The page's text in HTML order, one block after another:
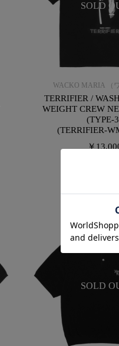
SOLD
WACKO MARIA （
TERRIFIER /
WEIGHT CREW
(TYPE-
(TERRIFIER-
￥
SOLD